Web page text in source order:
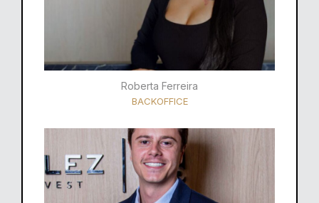
Roberta Ferreira
BACKOFFICE